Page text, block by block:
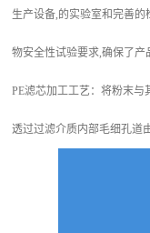
生产设备,的实验室和完善
物安全性试验要求,确保了产
PE滤芯加工工艺：将粉末
透过过滤介质内部毛细孔道